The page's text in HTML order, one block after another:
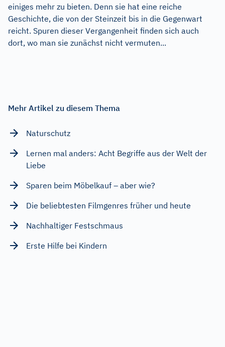
einiges mehr zu bieten. Denn sie hat eine reiche
Geschichte, die von der Steinzeit bis in die Gegenwart
reicht. Spuren dieser Vergangenheit finden sich auch
dort, wo man sie zunächst nicht vermuten...
Mehr Artikel zu diesem Thema
Naturschutz
Lernen mal anders: Acht Begriffe aus der Welt der
Liebe
Sparen beim Möbelkauf – aber wie?
Die beliebtesten Filmgenres früher und heute
Nachhaltiger Festschmaus
Erste Hilfe bei Kindern